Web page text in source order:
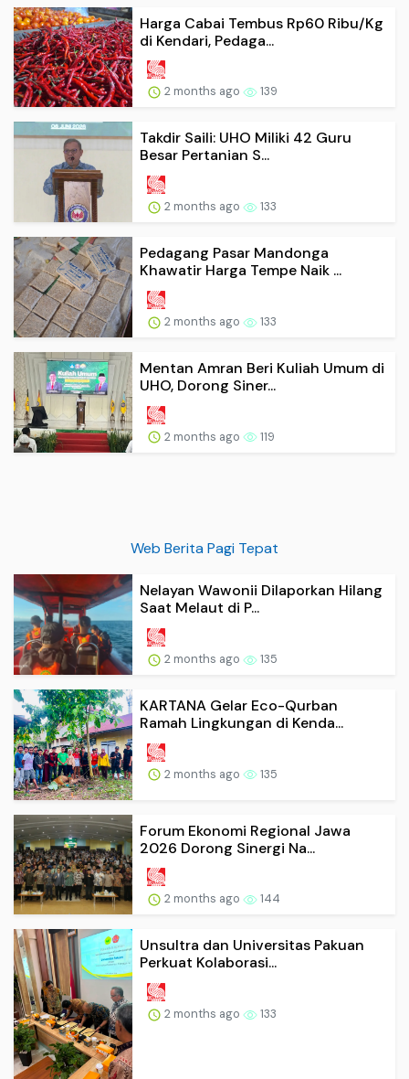
Harga Cabai Tembus Rp60 Ribu/Kg
di Kendari, Pedaga...
2 months ago 139
Takdir Saili: UHO Miliki 42 Guru
Besar Pertanian S...
2 months ago 133
Pedagang Pasar Mandonga
Khawatir Harga Tempe Naik ...
2 months ago 133
Mentan Amran Beri Kuliah Umum di
UHO, Dorong Siner...
2 months ago 119
Web Berita Pagi Tepat
Nelayan Wawonii Dilaporkan Hilang
Saat Melaut di P...
2 months ago 135
KARTANA Gelar Eco-Qurban
Ramah Lingkungan di Kenda...
2 months ago 135
Forum Ekonomi Regional Jawa
2026 Dorong Sinergi Na...
2 months ago 144
Unsultra dan Universitas Pakuan
Perkuat Kolaborasi...
2 months ago 133